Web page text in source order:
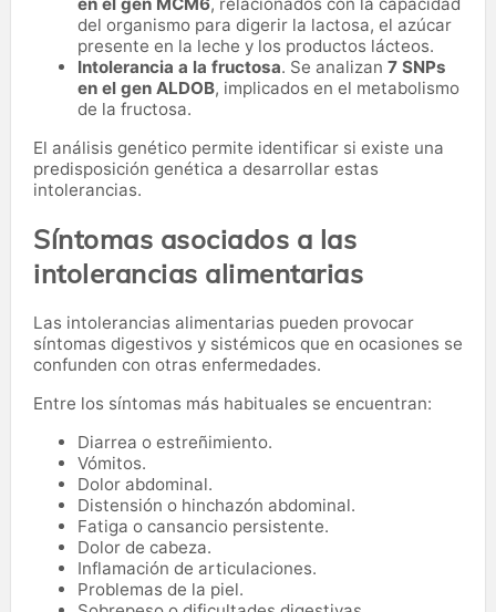
del organismo para digerir la lactosa, el azúcar
presente en la leche y los productos lácteos.
Intolerancia a la fructosa. Se analizan 7 SNPs
en el gen ALDOB, implicados en el metabolismo
de la fructosa.
El análisis genético permite identificar si existe una
predisposición genética a desarrollar estas
intolerancias.
Síntomas asociados a las
intolerancias alimentarias
Las intolerancias alimentarias pueden provocar
síntomas digestivos y sistémicos que en ocasiones se
confunden con otras enfermedades.
Entre los síntomas más habituales se encuentran:
Diarrea o estreñimiento.
Vómitos.
Dolor abdominal.
Distensión o hinchazón abdominal.
Fatiga o cansancio persistente.
Dolor de cabeza.
Inflamación de articulaciones.
Problemas de la piel.